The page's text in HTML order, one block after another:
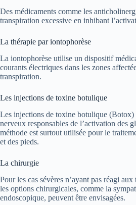
Des médicaments comme les
transpiration excessive en inhibant
La thérapie par iontophorèse
La iontophorèse utilise un dispositif
courants électriques dans les zones
transpiration.
Les injections de toxine botulique
Les injections de toxine botulique (Botox)
nerveux responsables de l’activation des
méthode est surtout utilisée pour le
et des pieds.
La chirurgie
Pour les cas sévères n’ayant pas réagi
les options chirurgicales, comme la
endoscopique, peuvent être envisagées.